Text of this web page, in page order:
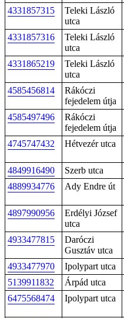
4331857315
Teleki László
utca
4331857316
Teleki László
utca
4331865219
Teleki László
utca
4585456814
Rákóczi
fejedelem útja
4585497496
Rákóczi
fejedelem útja
4745747432 Hétvezér utca
4849916490 Szerb utca
4889934776
Ady Endre út
4897990956
Erdélyi József
utca
4933477815
Daróczi
Gusztáv utca
4933477970 Ipolypart utca
5139911832
Árpád utca
6475568474
Ipolypart utca